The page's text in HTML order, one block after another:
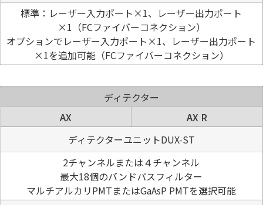
標準：レーザー入力ポート×1、レーザー出力ポート
×1（FCファイバーコネクション）
オプションでレーザー入力ポート×1、レーザー出力ポート
×1を追加可能（FCファイバーコネクション）
ディテクター
AX
AX R
ディテクターユニットDUX-ST
2チャンネルまたは４チャンネル
最大18個のバンドパスフィルター
マルチアルカリPMTまたはGaAsP PMTを選択可能